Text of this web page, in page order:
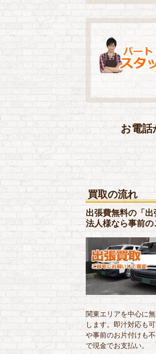
お電話
買取の流れ
出張費無料の「
法人様なら事前の
関東エリアを中心に
します。即汁対応も
や事前のお片付けも
で現金でお支払い。